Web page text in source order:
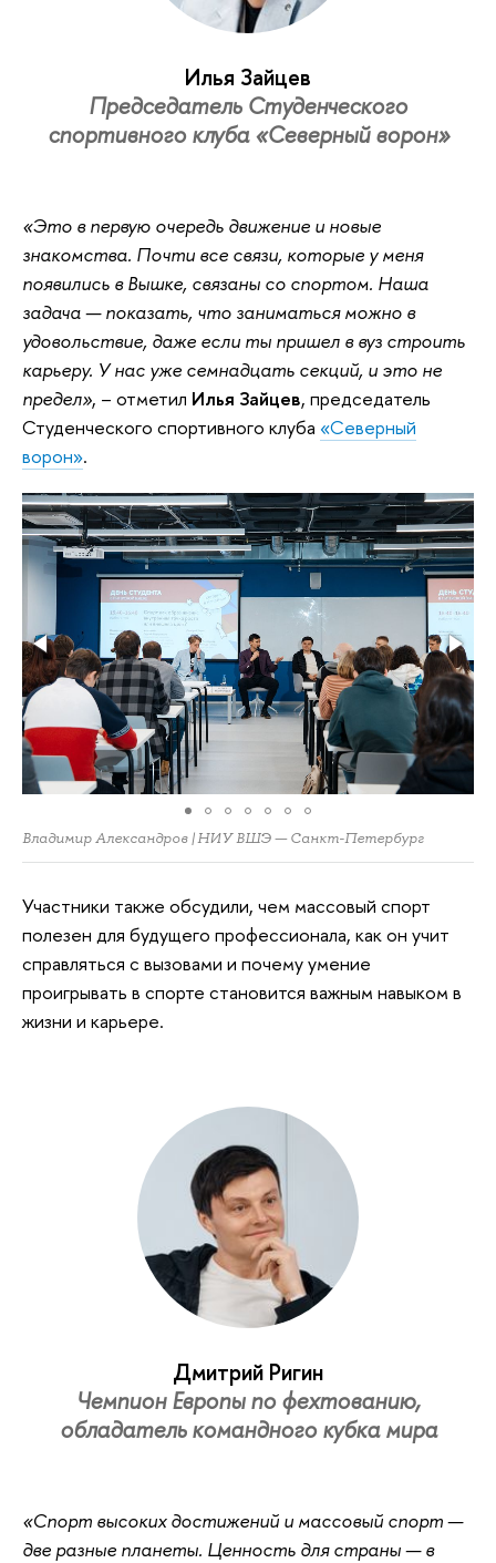
Илья Зайцев
Председатель Студенческого
спортивного клуба «Северный ворон»
«Это в первую очередь движение и новые
знакомства. Почти все связи, которые у меня
появились в Вышке, связаны со спортом. Наша
задача — показать, что заниматься можно в
удовольствие, даже если ты пришел в вуз строить
карьеру. У нас уже семнадцать секций, и это не
предел», – отметил Илья Зайцев, председатель
Студенческого спортивного клуба «Северный
ворон».
Владимир Александров | НИУ ВШЭ — Санкт-Петербург
Участники также обсудили, чем массовый спорт
полезен для будущего профессионала, как он учит
справляться с вызовами и почему умение
проигрывать в спорте становится важным навыком в
жизни и карьере.
Дмитрий Ригин
Чемпион Европы по фехтованию,
обладатель командного кубка мира
«Спорт высоких достижений и массовый спорт —
две разные планеты. Ценность для страны — в